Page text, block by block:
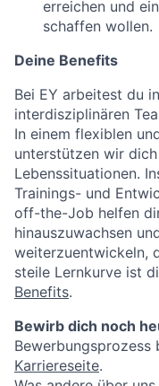
erreichen und
schaffen wollen.
Deine Benefits
Bei EY arbeitest du
interdisziplinären
In einem flexiblen
unterstützen wir
Lebenssituationen.
Trainings- und
off-the-Job helfen
hinauszuwachsen
weiterzuentwickeln,
steile Lernkurve ist
Benefits.
Bewirb dich noch
Bewerbungsprozess
Karriereseite.